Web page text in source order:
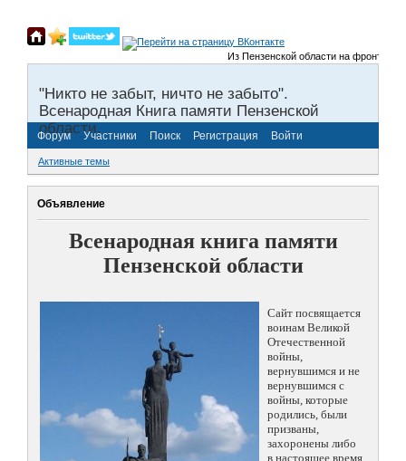
Из Пензенской области на фронты
"Никто не забыт, ничто не забыто".
Всенародная Книга памяти Пензенской
области.
Форум Участники Поиск Регистрация Войти
Активные темы
Объявление
Всенародная книга памяти
Пензенской области
Сайт посвящается
воинам Великой
Отечественной
войны,
вернувшимся и не
вернувшимся с
войны, которые
родились, были
призваны,
захоронены либо
в настоящее время